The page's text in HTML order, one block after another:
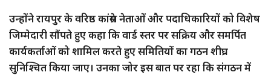
उन्होंने रायपुर के वरिष्ठ कांग्रेस नेताओं और पदाधिकारियों को विशेष
जिम्मेदारी सौंपते हुए कहा कि वार्ड स्तर पर सक्रिय और समर्पित
कार्यकर्ताओं को शामिल करते हुए समितियों का गठन शीघ्र
सुनिश्चित किया जाए। उनका जोर इस बात पर रहा कि संगठन में